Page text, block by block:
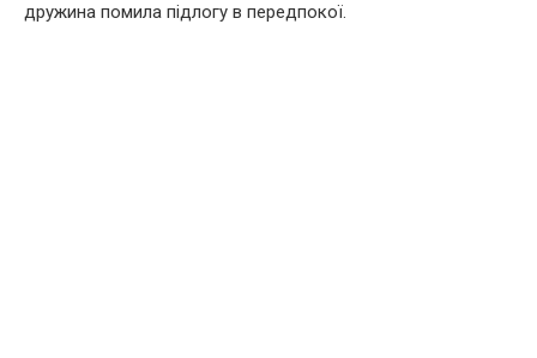
дружина помила підлогу в передпокої.